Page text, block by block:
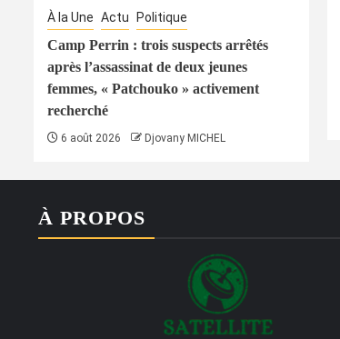
À la Une Actu Politique
Camp Perrin : trois suspects arrêtés
après l’assassinat de deux jeunes
femmes, « Patchouko » activement
recherché
6 août 2026 Djovany MICHEL
À PROPOS